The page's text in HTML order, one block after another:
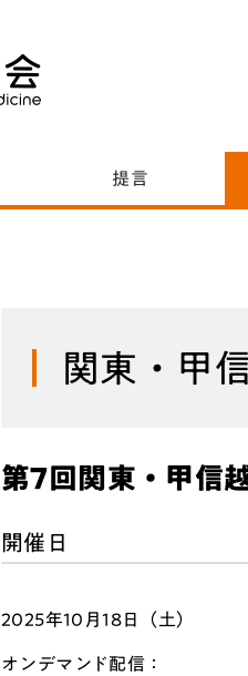
提言
関東・甲
第7回関東・甲信
開催日
2025年10月18日（土）
オンデマンド配信：